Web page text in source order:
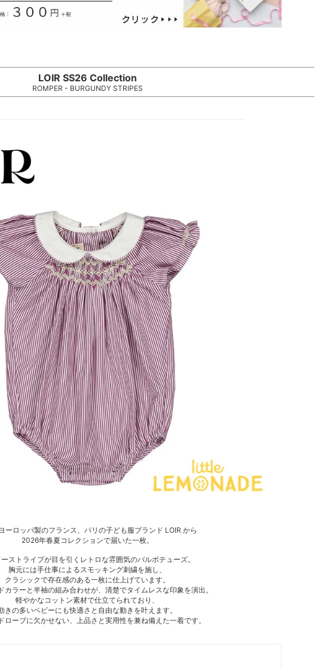
LOIR SS26 Collection
ROMPER - BURGUNDY STRIPES
ーロッパ製のフランス、パリの子ども服ブランド LOIR から
2026年春夏コレクションで届いた一枚。
ストライプが目を引くレトロな雰囲気のバルボテューズ。
胸元には手仕事によるスモッキング刺繍を施し、
クラシックで存在感のある一枚に仕上げています。
カラーと半袖の組み合わせが、清楚でタイムレスな印象を演出。
軽やかなコットン素材で仕立てられており、
きの多いベビーにも快適さと自由な動きを叶えます。
ローブに欠かせない、上品さと実用性を兼ね備えた一着です。